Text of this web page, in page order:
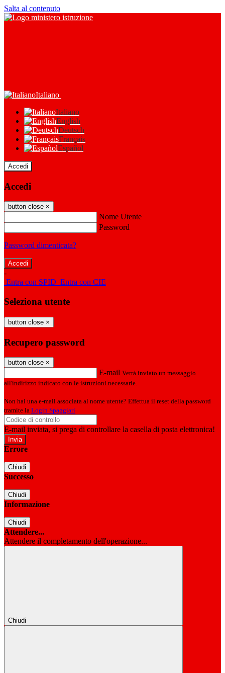
Salta al contenuto
Italiano
Italiano
English
Deutsch
Français
Español
Accedi
Accedi
button close ×
Nome Utente
Password
Password dimenticata?
-
Entra con SPID Entra con CIE
Seleziona utente
button close ×
Recupero password
button close ×
E-mail Verrà inviato un messaggio
all'indirizzo indicato con le istruzioni necessarie.
Non hai una e-mail associata al nome utente? Effettua il reset della password
tramite la Login Spaggiari
E-mail inviata, si prega di controllare la casella di posta elettronica!
Errore
Chiudi
Successo
Chiudi
Informazione
Chiudi
Attendere...
Attendere il completamento dell'operazione...
Chiudi